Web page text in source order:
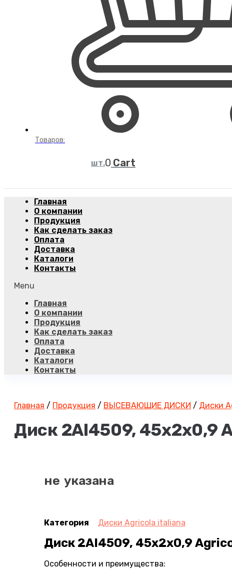
Товаров:
Cart
Главная
О компании
Продукция
Как сделать заказ
Оплата
Доставка
Каталоги
Контакты
Menu
Главная
О компании
Продукция
Как сделать заказ
Оплата
Доставка
Каталоги
Контакты
Главная / Продукция / ВЫСЕВАЮЩИЕ ДИСКИ / Диски
Диск 2AI4509, 45х2х0,9
не указана
Категория Диски Agricola italiana
Диск 2AI4509, 45х2х0,9
Особенности и преимущества: